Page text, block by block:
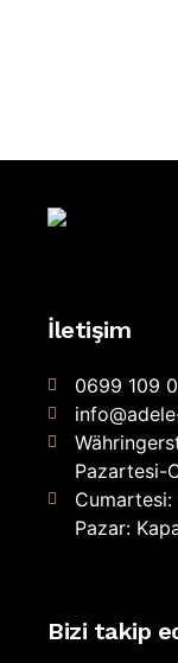
İletişim
0699 109
Pazartesi-
Cumartesi:
Pazar:
Bizi takip